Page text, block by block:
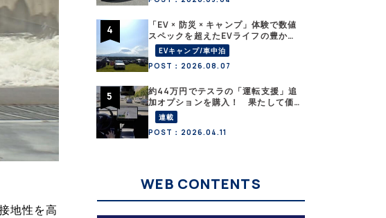
地性を高
「EV × 防災 × キャンプ」体験で数値
スペックを超えたEVライフの豊かさ
を実感【 EV SUMMER CAMP 2026
】
EVキャンプ/車中泊
POST：2026.08.07
約44万円でテスラの「運転支援」追
加オプションを購入！ 果たして価
格以上の効果はあったのか？【テス
ラ沼にはまった大学教授のEV生活・
その10】
連載
POST：2026.04.11
WEB CONTENTS